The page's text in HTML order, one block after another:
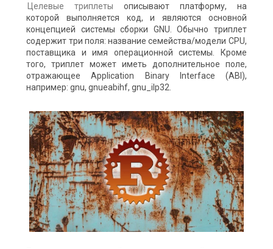
Целевые триплеты описывают платформу, на
которой выполняется код, и являются основной
концепцией системы сборки GNU. Обычно триплет
содержит три поля: название семейства/модели CPU,
поставщика и имя операционной системы. Кроме
того, триплет может иметь дополнительное поле,
отражающее Application Binary Interface (ABI),
например: gnu, gnueabihf, gnu_ilp32.